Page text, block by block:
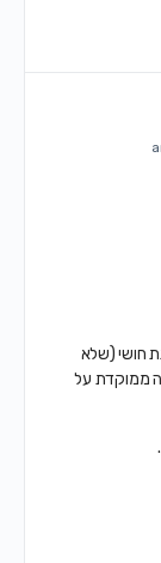
חושי (שלא
ממוקדת על